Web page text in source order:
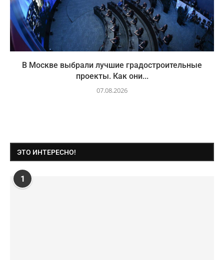
В Москве выбрали лучшие градостроительные
проекты. Как они...
07.08.2026
ЭТО ИНТЕРЕСНО!
1